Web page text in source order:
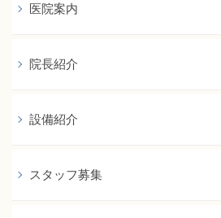
医院案内
院長紹介
設備紹介
スタッフ募集